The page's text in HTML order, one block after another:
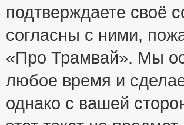
подтверждаете своё
согласны с ними,
«Про Трамвай». Мы
любое время и
однако с вашей